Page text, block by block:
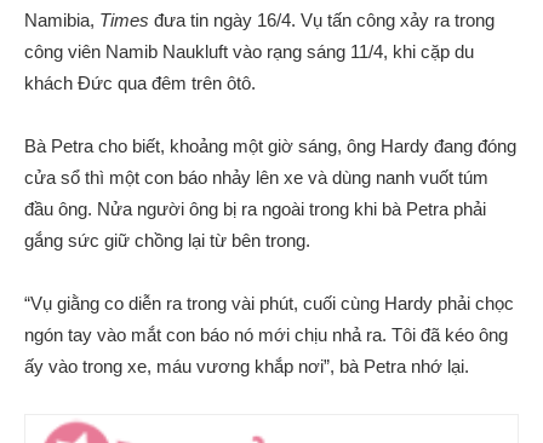
Namibia, Times đưa tin ngày 16/4. Vụ tấn công xảy ra trong
công viên Namib Naukluft vào rạng sáng 11/4, khi cặp du
khách Đức qua đêm trên ôtô.
Bà Petra cho biết, khoảng một giờ sáng, ông Hardy đang đóng
cửa sổ thì một con báo nhảy lên xe và dùng nanh vuốt túm
đầu ông. Nửa người ông bị ra ngoài trong khi bà Petra phải
gắng sức giữ chồng lại từ bên trong.
“Vụ giằng co diễn ra trong vài phút, cuối cùng Hardy phải chọc
ngón tay vào mắt con báo nó mới chịu nhả ra. Tôi đã kéo ông
ấy vào trong xe, máu vương khắp nơi”, bà Petra nhớ lại.